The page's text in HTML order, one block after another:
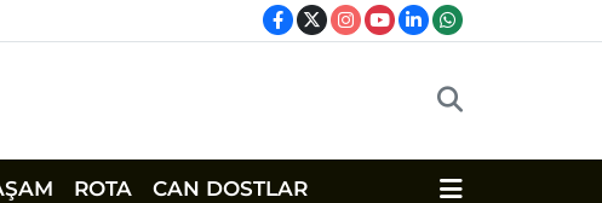
ROTA CAN DOSTLAR